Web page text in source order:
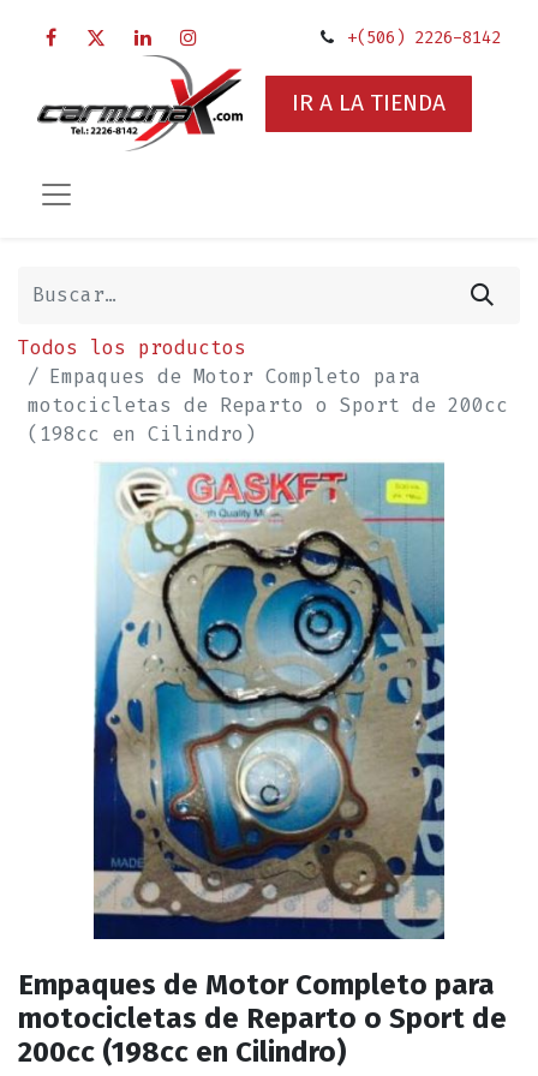
+(506) 2226-8142
IR A LA TIENDA
Todos los productos
Empaques de Motor Completo para
motocicletas de Reparto o Sport de 200cc
(198cc en Cilindro)
Empaques de Motor Completo para
motocicletas de Reparto o Sport de
200cc (198cc en Cilindro)